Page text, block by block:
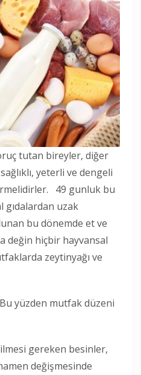
tutan bireyler, diğer
yeterli ve dengeli
49 gunluk bu
gıdalardan uzak
bu dönemde et ve
değin hiçbir hayvansal
zeytinyağı ve
yüzden mutfak düzeni
gereken besinler,
değişmesinde